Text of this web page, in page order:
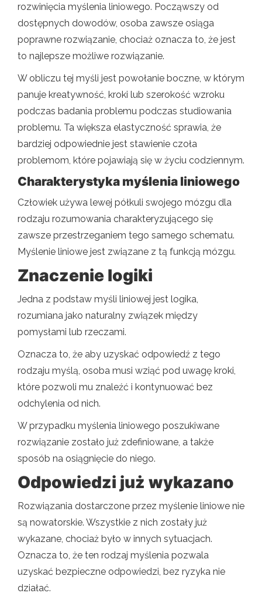
rozwinięcia myślenia liniowego. Począwszy od
dostępnych dowodów, osoba zawsze osiąga
poprawne rozwiązanie, chociaż oznacza to, że jest
to najlepsze możliwe rozwiązanie.
W obliczu tej myśli jest powołanie boczne, w którym
panuje kreatywność, kroki lub szerokość wzroku
podczas badania problemu podczas studiowania
problemu. Ta większa elastyczność sprawia, że ​​
bardziej odpowiednie jest stawienie czoła
problemom, które pojawiają się w życiu codziennym.
Charakterystyka myślenia liniowego
Człowiek używa lewej półkuli swojego mózgu dla
rodzaju rozumowania charakteryzującego się
zawsze przestrzeganiem tego samego schematu.
Myślenie liniowe jest związane z tą funkcją mózgu.
Znaczenie logiki
Jedna z podstaw myśli liniowej jest logika,
rozumiana jako naturalny związek między
pomysłami lub rzeczami.
Oznacza to, że aby uzyskać odpowiedź z tego
rodzaju myślą, osoba musi wziąć pod uwagę kroki,
które pozwoli mu znaleźć i kontynuować bez
odchylenia od nich.
W przypadku myślenia liniowego poszukiwane
rozwiązanie zostało już zdefiniowane, a także
sposób na osiągnięcie do niego.
Odpowiedzi już wykazano
Rozwiązania dostarczone przez myślenie liniowe nie
są nowatorskie. Wszystkie z nich zostały już
wykazane, chociaż było w innych sytuacjach.
Oznacza to, że ten rodzaj myślenia pozwala
uzyskać bezpieczne odpowiedzi, bez ryzyka nie
działać.